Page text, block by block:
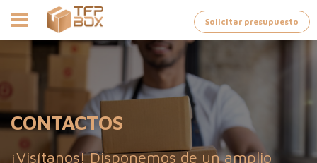
Solicitar presupuesto
CONTACTOS
¡Visítanos! Disponemos de un amplio